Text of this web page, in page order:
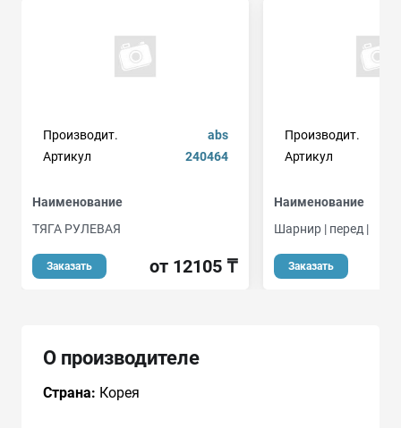
Производит.
abs
Артикул
240464
Наименование
ТЯГА РУЛЕВАЯ
Заказать от 12105 ₸
Производит.
Артикул
Наименование
Шарнир | перед |
Заказать
О производителе
Страна: Корея